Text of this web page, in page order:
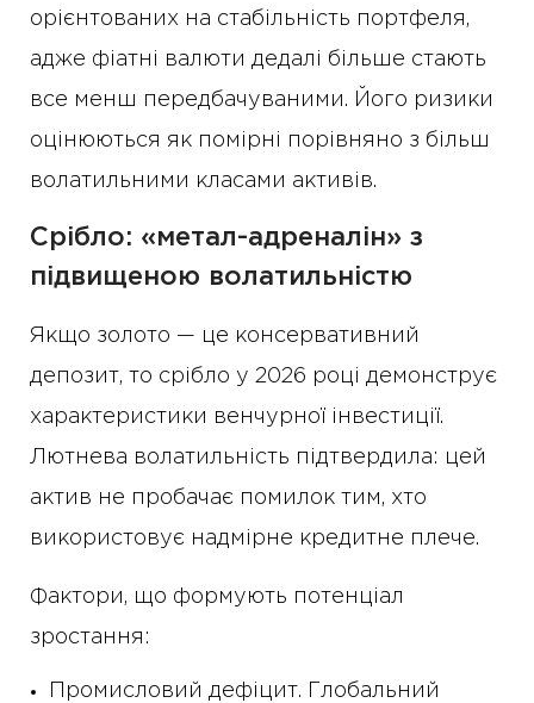
орієнтованих на стабільність портфеля,
адже фіатні валюти дедалі більше стають
все менш передбачуваними. Його ризики
оцінюються як помірні порівняно з більш
волатильними класами активів.
Срібло: «метал-адреналін» з
підвищеною волатильністю
Якщо золото — це консервативний
депозит, то срібло у 2026 році демонструє
характеристики венчурної інвестиції.
Лютнева волатильність підтвердила: цей
актив не пробачає помилок тим, хто
використовує надмірне кредитне плече.
Фактори, що формують потенціал
зростання:
Промисловий дефіцит. Глобальний